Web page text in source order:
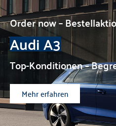
Order now –
Audi A3
Top-Konditionen –
Mehr erfahren